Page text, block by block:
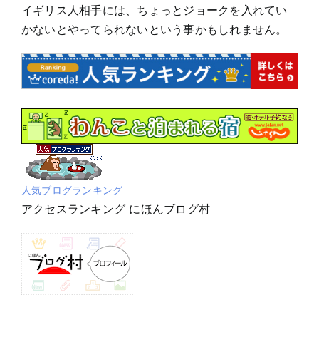
イギリス人相手には、ちょっとジョークを入れてい
かないとやってられないという事かもしれません。
人気ブログランキング
アクセスランキング にほんブログ村